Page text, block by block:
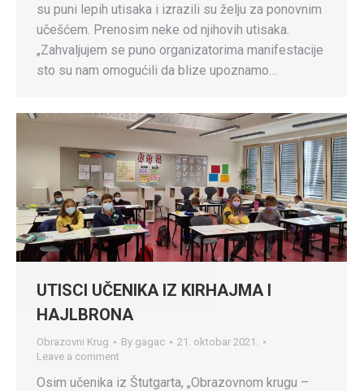
su puni lepih utisaka i izrazili su želju za ponovnim
učešćem. Prenosim neke od njihovih utisaka.
„Zahvaljujem se puno organizatorima manifestacije
sto su nam omogućili da blize upoznamo…
UTISCI UČENIKA IZ KIRHAJMA I
HAJLBRONA
Obrazovni Krug By gagac
21. oktobar 2021.
Leave a comment
Osim učenika iz Štutgarta, „Obrazovnom krugu –